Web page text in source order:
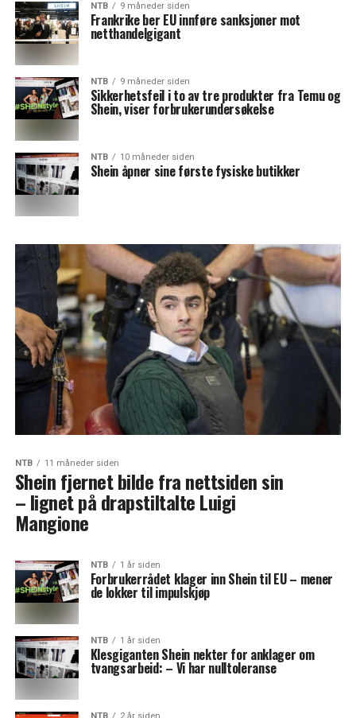
NTB 9 måneder siden
Frankrike ber EU innføre sanksjoner mot
netthandelgigant
NTB 9 måneder siden
Sikkerhetsfeil i to av tre produkter fra Temu og
Shein, viser forbrukerundersøkelse
NTB 10 måneder siden
Shein åpner sine første fysiske butikker
NTB 11 måneder siden
Shein fjernet bilde fra nettsiden sin
– lignet på drapstiltalte Luigi
Mangione
NTB 1 år siden
Forbrukerrådet klager inn Shein til EU – mener
de lokker til impulskjøp
NTB 1 år siden
Klesgiganten Shein nekter for anklager om
tvangsarbeid: – Vi har nulltoleranse